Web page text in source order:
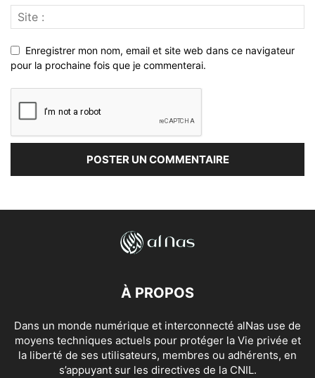
Enregistrer mon nom, email et site web dans ce navigateur
pour la prochaine fois que je commenterai.
À PROPOS
Dans un monde numérique et interconnecté alNas use de
moyens techniques actuels pour protéger la Vie privée et
la liberté de ses utilisateurs, membres ou adhérents, en
s’appuyant sur les directives de la CNIL.